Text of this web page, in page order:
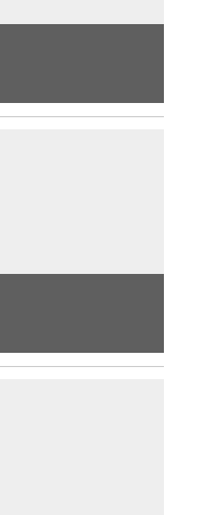
impressões do
para os convidados
Bongiovanni
o Videojornal em
em relação às
diálogo com a TV,